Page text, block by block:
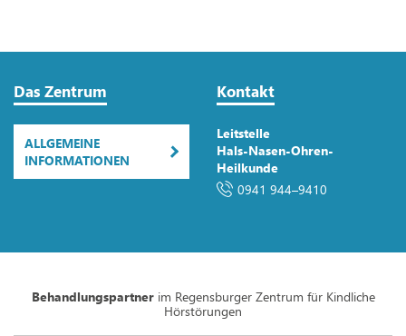
Das Zentrum
ALLGEMEINE
INFORMATIONEN
Kontakt
Leitstelle
Hals-Nasen-Ohren-
Heilkunde
0941 944–9410
Behandlungspartnerim Regensburger Zentrum für Kindliche
Hörstörungen